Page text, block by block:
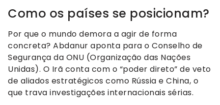
Como os países se posicionam?
Por que o mundo demora a agir de forma
concreta? Abdanur aponta para o Conselho de
Segurança da ONU (Organização das Nações
Unidas). O Irã conta com o “poder direto” de veto
de aliados estratégicos como Rússia e China, o
que trava investigações internacionais sérias.